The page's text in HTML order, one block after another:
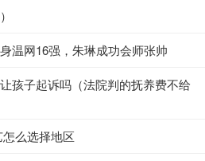
温网16强，朱琳成功会师张帅
孩子起诉吗（法院判的抚养费不给
么选择地区